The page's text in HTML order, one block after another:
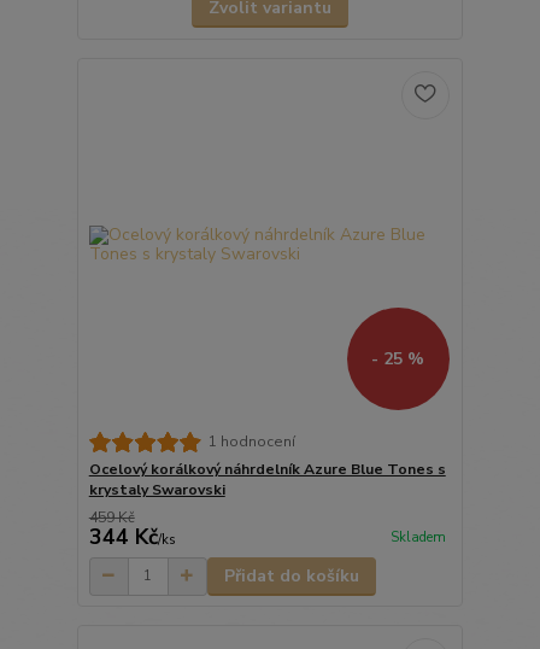
Zvolit variantu
- 25 %
1 hodnocení
Ocelový korálkový náhrdelník Azure Blue Tones s
krystaly Swarovski
459 Kč
344 Kč/ks Skladem
Přidat do košíku